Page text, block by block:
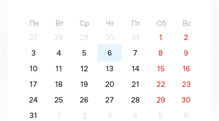
Пн Вт Ср Чт Пт Сб
Вс
27
28 29 30 31 1
2
3
4 5 6 7 8
9
10
11 12 13 14 15
16
17
18 19 20 21 22
23
24
25 26 27 28 29
30
31
1 2 3 4 5 6